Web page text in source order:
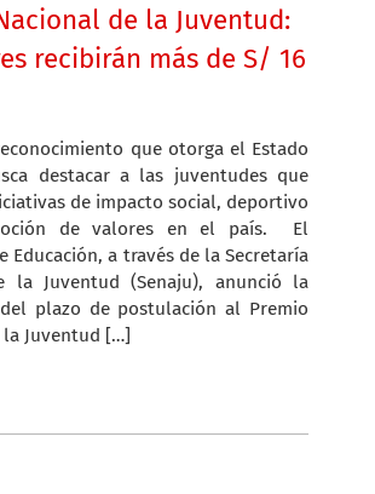
de la Juventud:
recibirán más de S/ 16
que otorga el Estado
destacar a las juventudes que
de impacto social, deportivo
de valores en el país. El
Educación, a través de la Secretaría
la Juventud (Senaju), anunció la
plazo de postulación al Premio
Juventud […]